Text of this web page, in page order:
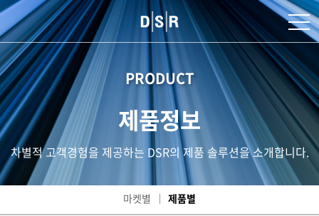
PRODUCT
제품정보
차별적 고객경험을 제공하는 DSR의 제품 솔루션을 소개합니다.
마켓별 제품별